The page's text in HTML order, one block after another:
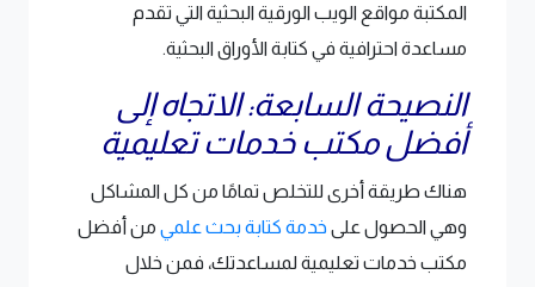
المكتبة مواقع الويب الورقية البحثية التي تقدم
مساعدة احترافية في كتابة الأوراق البحثية.
النصيحة السابعة: الاتجاه إلى
أفضل مكتب خدمات تعليمية
هناك طريقة أخرى للتخلص تمامًا من كل المشاكل
وهي الحصول على خدمة كتابة بحث علمي من أفضل
مكتب خدمات تعليمية لمساعدتك، فمن خلال